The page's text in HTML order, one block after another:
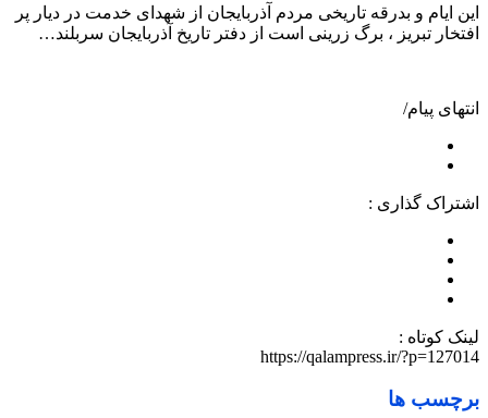
این ایام و بدرقه تاریخی مردم آذربایجان از شهدای خدمت در دیار پر
افتخار تبریز ، برگ زرینی است از دفتر تاریخ آذربایجان سربلند…
انتهای پیام/
اشتراک گذاری :
لینک کوتاه :
https://qalampress.ir/?p=127014
برچسب ها